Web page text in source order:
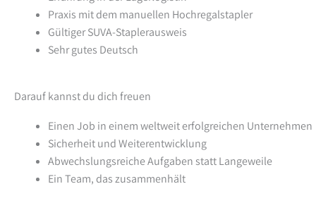
Praxis mit dem manuellen Hochregalstapler
Gültiger SUVA-Staplerausweis
Sehr gutes Deutsch
Darauf kannst du dich freuen
Einen Job in einem weltweit erfolgreichen Unternehmen
Sicherheit und Weiterentwicklung
Abwechslungsreiche Aufgaben statt Langeweile
Ein Team, das zusammenhält